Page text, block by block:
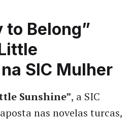
to Belong”
SIC Mulher
Sunshine”, a SIC
nas novelas turcas,